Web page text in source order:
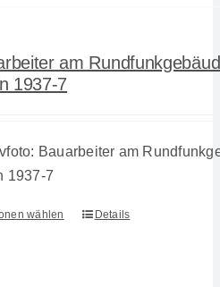
am
1937-7
Bauarbeiter am
1937-7
wählen Details